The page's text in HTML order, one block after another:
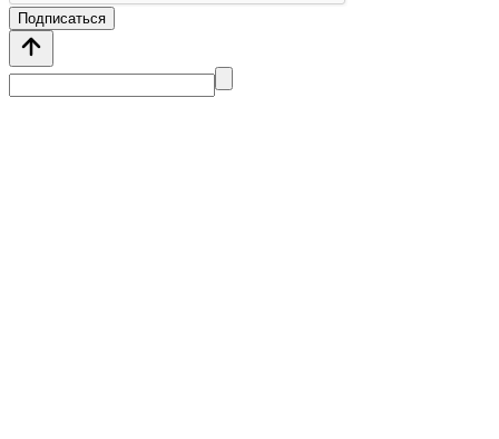
Подписаться